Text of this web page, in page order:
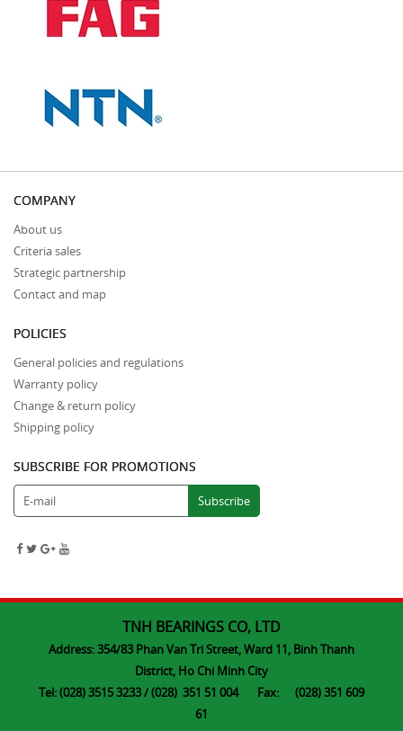
COMPANY
About us
Criteria sales
Strategic partnership
Contact and map
POLICIES
General policies and regulations
Warranty policy
Change & return policy
Shipping policy
SUBSCRIBE FOR PROMOTIONS
TNH BEARINGS CO, LTD
Address: 354/83 Phan Van Tri Street, Ward 11, Binh Thanh
District, Ho Chi Minh City
Tel: (028) 3515 3233 / (028) 351 51 004 Fax: (028) 351 609
61